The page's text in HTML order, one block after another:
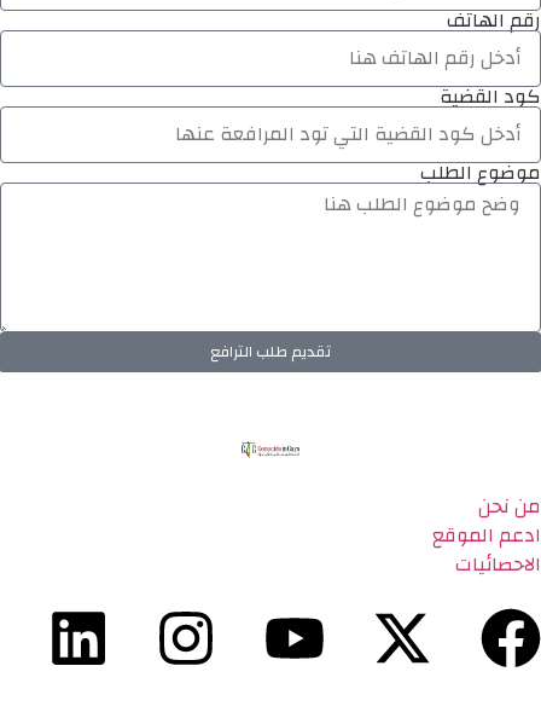
رقم الهاتف
كود القضية
موضوع الطلب
تقديم طلب الترافع
من نحن
ادعم الموقع
الاحصائيات